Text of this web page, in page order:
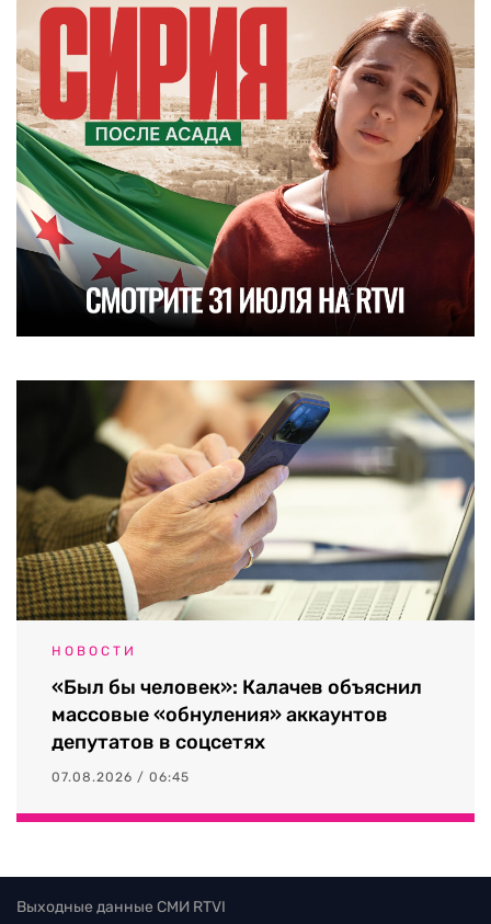
НОВОСТИ
«Был бы человек»: Калачев объяснил
массовые «обнуления» аккаунтов
депутатов в соцсетях
07.08.2026 / 06:45
Выходные данные СМИ RTVI